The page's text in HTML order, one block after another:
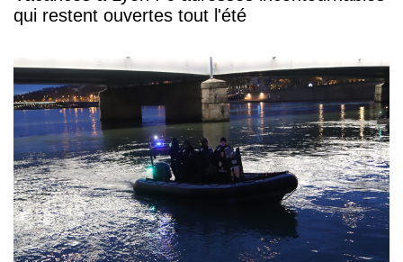
qui restent ouvertes tout l'été